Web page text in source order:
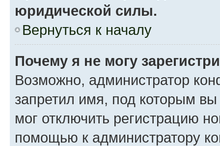
юридической силы.
Вернуться к началу
Почему я не могу
Возможно, администратор
запретил имя, под которым
мог отключить регистрацию
помощью к администратору